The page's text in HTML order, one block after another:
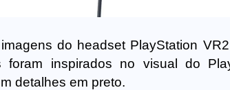
do headset PlayStation
foram inspirados no visual do
detalhes em preto.